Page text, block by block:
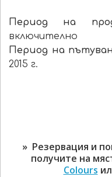
Период на
включително
Период на
2015 г.
» Резервация и
получите на
Colours